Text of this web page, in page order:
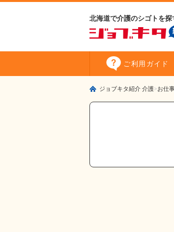
北海道で介護のシゴトを探
ご利用 ガイド
ジョブキタ紹介 介護 お仕